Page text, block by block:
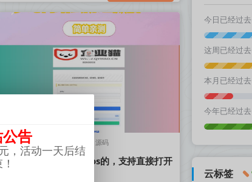
源码
梦幻网络云防红微信cos的，支持直接打开
今日已经过去
这周已经过去
本月已经过去
今年已经过去
云标签
公告
，活动一天后结